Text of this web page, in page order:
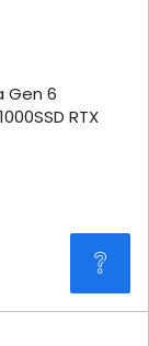
Gen 6
RTX